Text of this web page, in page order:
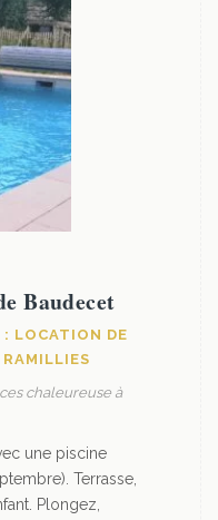
Baudecet
LOCATION DE
RAMILLIES
chaleureuse à
une piscine
Terrasse,
Plongez,